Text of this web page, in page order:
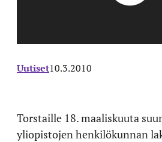
Uutiset10.3.2010
Torstaille 18. maaliskuuta
yliopistojen henkilökunnan